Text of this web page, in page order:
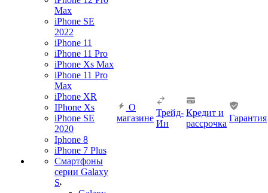
Max
iPhone SE
2022
iPhone 11
iPhone 11 Pro
iPhone Xs Max
iPhone 11 Pro
Max
iPhone XR
IPhone Xs
iPhone SE
2020
Iphone 8
iPhone 7 Plus
Смартфоны
серии Galaxy
S
О
магазине
Трейд-
Ин
Кредит и
рассрочка
Гарантия